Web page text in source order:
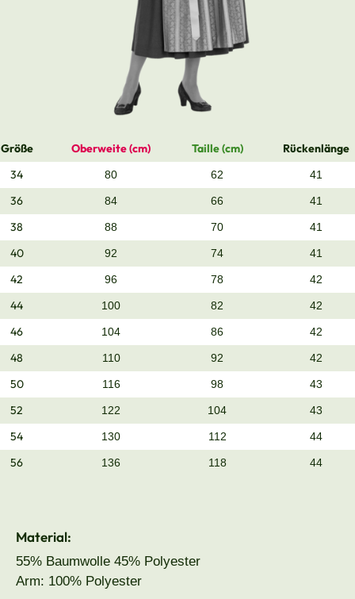
Größe Oberweite (cm) Taille (cm)
Rückenlänge
34
80 62 41
36 84 66 41
38 88 70 41
40 92 74 41
42 96 78 42
44 100 82 42
46 104 86 42
48 110 92 42
50 116 98 43
52 122 104 43
54 130 112 44
56 136 118 44
Material:
55% Baumwolle 45% Polyester
Arm: 100% Polyester